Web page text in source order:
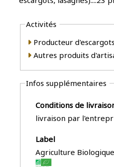
Activités
Producteur d'escargots
Autres produits
Infos supplémentaires
Conditions de
livraison par
Label
Agriculture Biologique